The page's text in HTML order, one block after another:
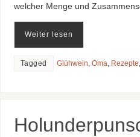
welcher Menge und
Weiter lesen
Tagged Glühwein, Oma, Rezepte,